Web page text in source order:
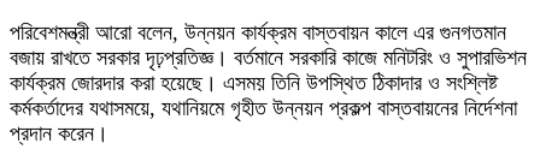
পরিবেশমন্ত্রী আরো বলেন, উন্নয়ন কার্যক্রম বাস্তবায়ন কালে এর গুনগতমান
বজায় রাখতে সরকার দৃঢ়প্রতিজ্ঞ। বর্তমানে সরকারি কাজে মনিটরিং ও সুপারভিশন
কার্যক্রম জোরদার করা হয়েছে। এসময় তিনি উপস্থিত ঠিকাদার ও সংশ্লিষ্ট
কর্মকর্তাদের যথাসময়ে, যথানিয়মে গৃহীত উন্নয়ন প্রকল্প বাস্তবায়নের নির্দেশনা
প্রদান করেন।